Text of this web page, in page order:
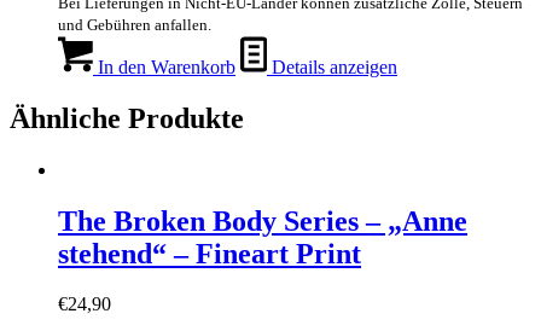
und Gebühren anfallen.
In den Warenkorb Details anzeigen
Ähnliche Produkte
The Broken Body Series – „Anne
stehend“ – Fineart Print
€24,90